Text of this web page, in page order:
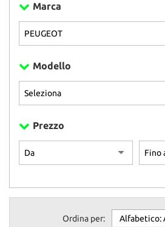
Marca
Modello
Prezzo
Ordina per: